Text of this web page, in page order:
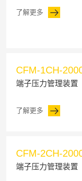
了解更多
CFM-1CH-
端子压力管理装置
了解更多
CFM-2CH-
端子压力管理装置